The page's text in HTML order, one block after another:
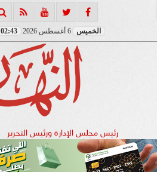
الخميس 02:43 مـ
رئيس مجلس الإدارة ورئيس التحرير